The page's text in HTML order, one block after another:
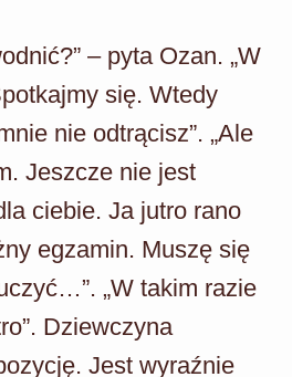
– pyta Ozan. „W
się. Wtedy
nie odtrącisz”. „Ale
Jeszcze nie jest
ciebie. Ja jutro rano
egzamin. Muszę się
„W takim razie
Dziewczyna
Jest wyraźnie